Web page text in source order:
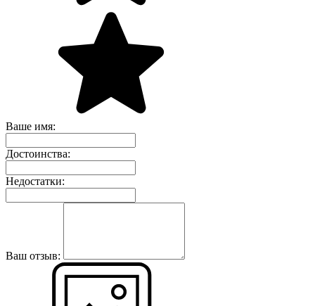
Ваше имя:
Достоинства:
Недостатки:
Ваш отзыв: